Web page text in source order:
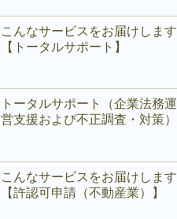
こんなサービスをお届けします
【トータルサポート】
トータルサポート（企業法務運
営支援および不正調査・対策）
こんなサービスをお届けします
【許認可申請（不動産業）】